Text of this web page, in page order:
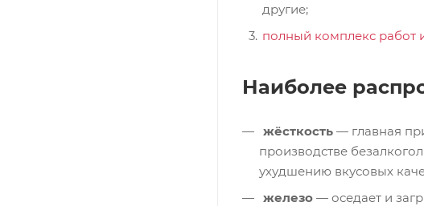
другие;
полный комплекс работ
Наиболее
жёсткость — главная
производстве
ухудшению вкусовых
железо — оседает и